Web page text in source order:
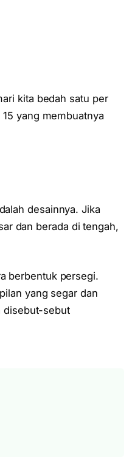
kita bedah satu per
yang membuatnya
desainnya. Jika
dan berada di tengah,
berbentuk persegi.
yang segar dan
disebut-sebut